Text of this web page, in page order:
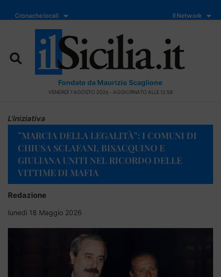
Cronache locali Il Network
Fondato da Maurizio Scaglione
VENERDÌ 7 AGOSTO 2026 - AGGIORNATO ALLE 12:58
L'iniziativa
​”MARCIA DELLA LEGALITÀ”: I COMUNI DI
CHIUSA SCLAFANI, BISACQUINO E
GIULIANA UNITI NEL RICORDO DELLE
VITTIME DI MAFIA
Redazione
lunedì 18 Maggio 2026